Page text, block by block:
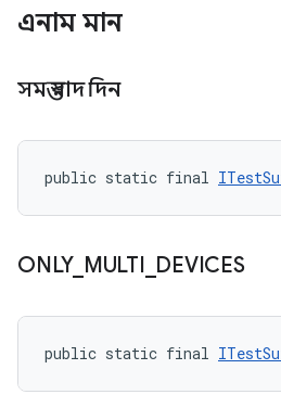
এনাম মান
সমস্ত বাদ দিন
public static final
ONLY_ MULTI DEVICES
public static final